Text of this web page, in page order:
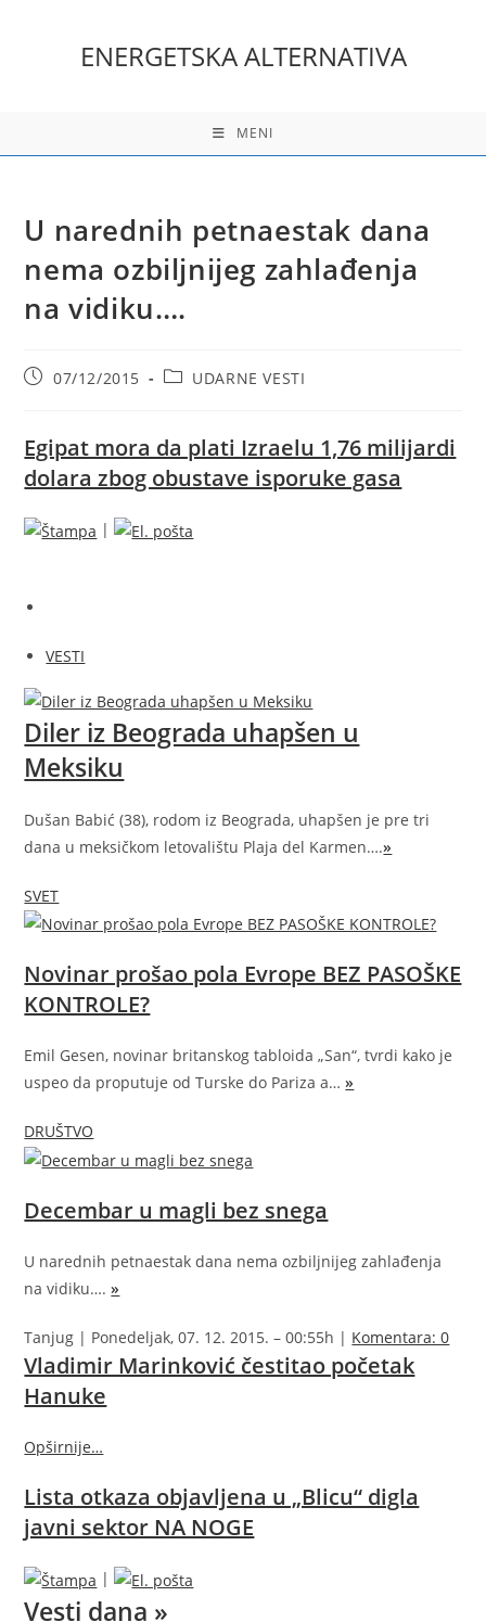
ENERGETSKA ALTERNATIVA
MENI
U narednih petnaestak dana
nema ozbiljnijeg zahlađenja
na vidiku….
Post07/12/2015
PostUDARNE VESTI
Egipat mora da plati Izraelu 1,76 milijardi
dolara zbog obustave isporuke gasa
|
VESTI
Diler iz Beograda uhapšen u
Meksiku
Dušan Babić (38), rodom iz Beograda, uhapšen je pre tri
dana u meksičkom letovalištu Plaja del Karmen….»
SVET
Novinar prošao pola Evrope BEZ PASOŠKE
KONTROLE?
Emil Gesen, novinar britanskog tabloida „San“, tvrdi kako je
uspeo da proputuje od Turske do Pariza a…»
DRUŠTVO
Decembar u magli bez snega
U narednih petnaestak dana nema ozbiljnijeg zahlađenja
na vidiku….»
Tanjug | Ponedeljak, 07. 12. 2015. – 00:55h | Komentara: 0
Vladimir Marinković čestitao početak
Hanuke
Opširnije…
Lista otkaza objavljena u „Blicu“ digla
javni sektor NA NOGE
|
Vesti dana »